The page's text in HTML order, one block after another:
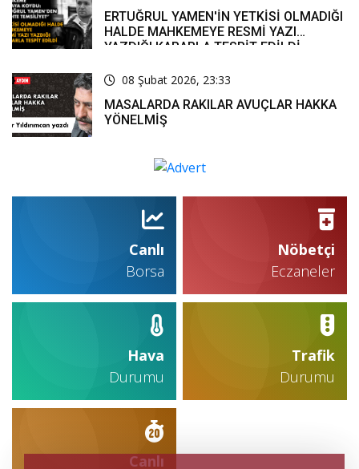
ERTUĞRUL YAMEN'İN YETKİSİ OLMADIĞI
HALDE MAHKEMEYE RESMİ YAZI
YAZDIĞI KARARLA TESPİT EDİLDİ
08 Şubat 2026, 23:33
MASALARDA RAKILAR AVUÇLAR HAKKA
YÖNELMİŞ
Canlı
Borsa
Nöbetçi
Eczaneler
Hava
Durumu
Trafik
Durumu
Canlı